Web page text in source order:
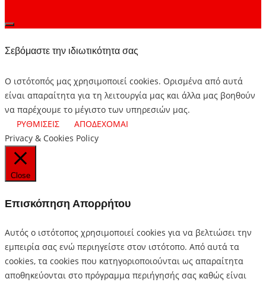
Σεβόμαστε την ιδιωτικότητα σας
Ο ιστότοπός μας χρησιμοποιεί cookies. Ορισμένα από αυτά
είναι απαραίτητα για τη λειτουργία μας και άλλα μας βοηθούν
να παρέχουμε το μέγιστο των υπηρεσιών μας.
ΡΥΘΜΙΣΕΙΣ
ΑΠΟΔΕΧΟΜΑΙ
Privacy & Cookies Policy
Close
Επισκόπηση Απορρήτου
Αυτός ο ιστότοπος χρησιμοποιεί cookies για να βελτιώσει την
εμπειρία σας ενώ περιηγείστε στον ιστότοπο. Από αυτά τα
cookies, τα cookies που κατηγοριοποιούνται ως απαραίτητα
αποθηκεύονται στο πρόγραμμα περιήγησής σας καθώς είναι